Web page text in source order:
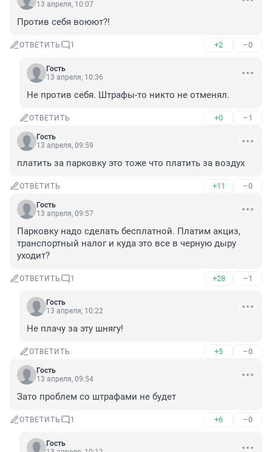
13 апреля, 10:07
Против себя воюют?!
ОТВЕТИТЬ 1 +2 –0
Гость
13 апреля, 10:36
Не против себя. Штрафы-то никто не отменял.
ОТВЕТИТЬ +0 –1
Гость
13 апреля, 09:59
платить за парковку это тоже что платить за воздух
ОТВЕТИТЬ +11 –0
Гость
13 апреля, 09:57
Парковку надо сделать бесплатной. Платим акциз,
транспортный налог и куда это все в черную дыру
уходит?
ОТВЕТИТЬ 1 +28 –1
Гость
13 апреля, 10:22
Не плачу за эту шнягу!
ОТВЕТИТЬ +5 –0
Гость
13 апреля, 09:54
Зато проблем со штрафами не будет
ОТВЕТИТЬ 1 +6 –0
Гость